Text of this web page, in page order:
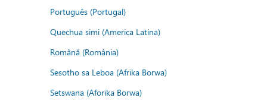
Português (Portugal)
Quechua simi (America Latina)
Română (România)
Sesotho sa Leboa (Afrika Borwa)
Setswana (Aforika Borwa)